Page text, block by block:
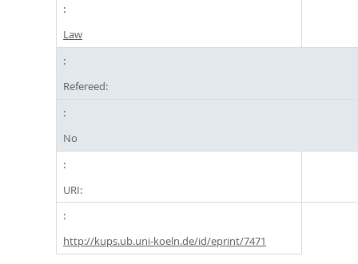
Law
Refereed:
No
URI:
http://kups.ub.uni-koeln.de/id/eprint/7471